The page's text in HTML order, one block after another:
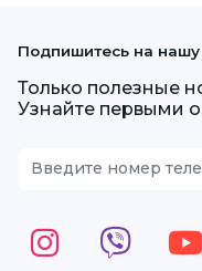
Подпишитесь на
Только полезные
Узнайте первыми